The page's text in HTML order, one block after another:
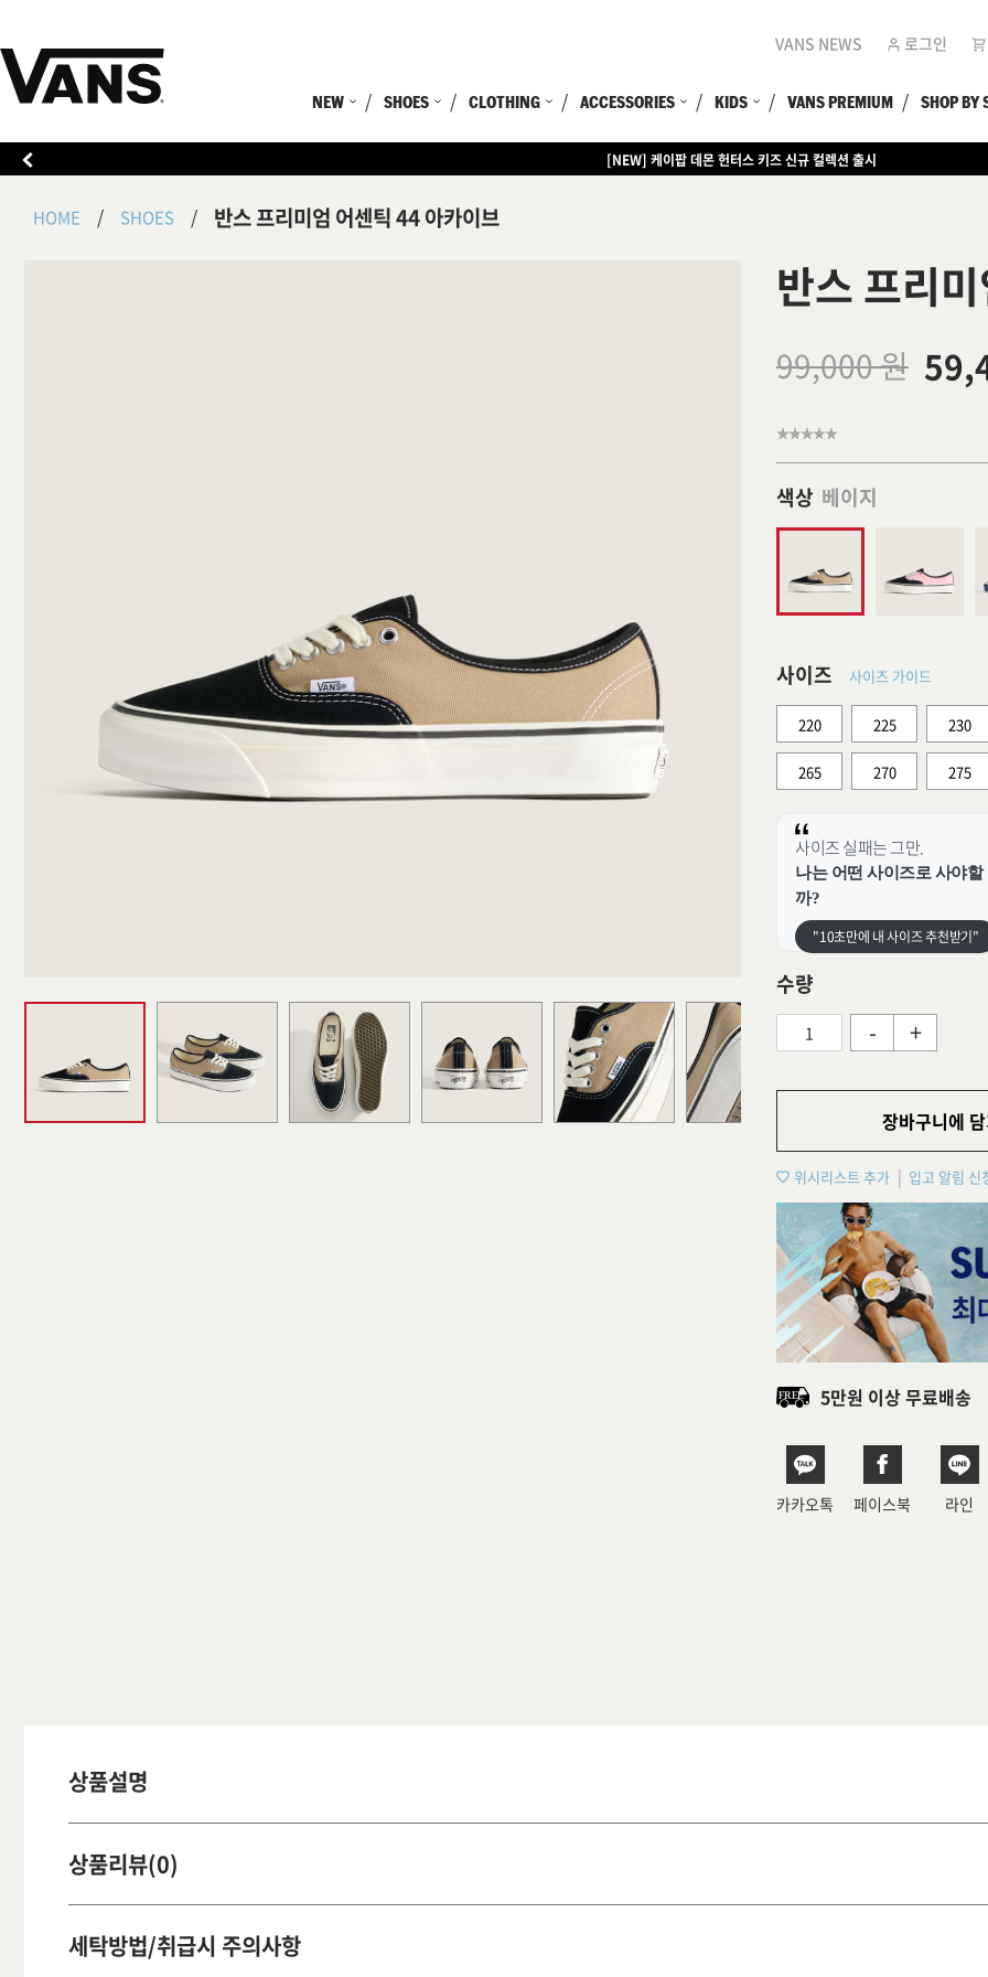
VANS NEWS 로그인
NEW SHOES CLOTHING ACCESSORIES KIDS VANS PREMIUM SHOP BY
[NEW] 케이팝 데몬 헌터스 키즈 신규 컬렉션 출시
[EVENT] 15만원 이상 구매 시 쿨러백 증정
HOME SHOES 반스 프리미엄 어센틱 44 아카이브
반스 프리
99,000 원
색상 베이지
사이즈 사이즈 가이드
220 225 230
265 270 275
사이즈 실패는 그만.
나는 어떤 사이즈로 사야할
까?
"10초만에 내 사이즈 추천받기"
수량
- +
장바구니에
위시리스트 추가 입고 알림 신
5만원 이상 무료배송
카카오톡 페이스북 라인
상품설명
상품리뷰(0)
세탁방법/취급시 주의사항